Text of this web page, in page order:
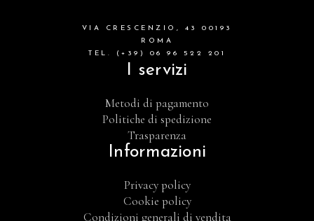
VIA CRESCENZIO, 43 00193
ROMA
TEL. (+39) 06 96 522 201
I servizi
Metodi di pagamento
Politiche di spedizione
Trasparenza
Informazioni
Privacy policy
Cookie policy
Condizioni generali di vendita